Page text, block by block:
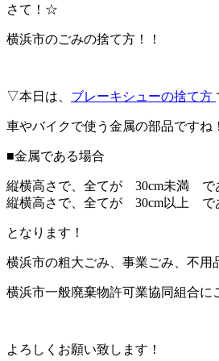
さて！☆
横浜市のごみの捨て方！！
▽本日は、 ブレーキシューの捨て方
車やバイクで使う金属の部品ですね！
■金属である場合
縦横高さで、全てが 30cm未満 で
縦横高さで、全てが 30cm以上 で
となります！
横浜市の粗大ごみ、事業ごみ、不用
横浜市一般廃棄物許可業協同組合に
よろしくお願い致します！